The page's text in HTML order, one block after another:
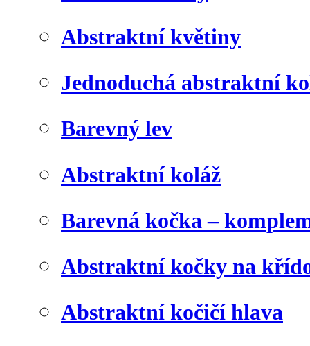
Abstraktní květiny
Jednoduchá abstraktní
Barevný lev
Abstraktní koláž
Barevná kočka –
Abstraktní kočky na
Abstraktní kočičí hlava